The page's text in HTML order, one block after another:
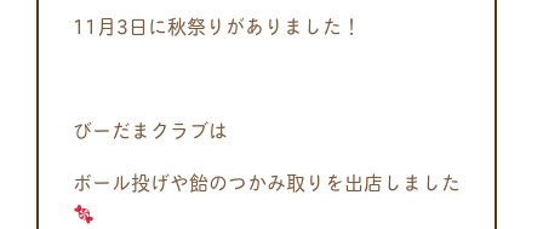
11月3日に秋祭りがありました！
びーだまクラブは
ボール投げや飴のつかみ取りを出店しました